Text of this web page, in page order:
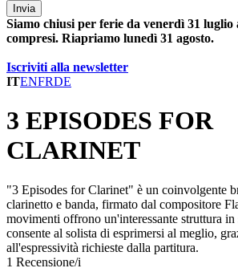
Invia
Siamo chiusi per ferie da venerdì 31 luglio
compresi. Riapriamo lunedì 31 agosto.
Iscriviti alla newsletter
ITENFRDE
3 EPISODES FOR
CLARINET
"3 Episodes for Clarinet" è un coinvolgente
clarinetto e banda, firmato dal compositore
movimenti offrono un'interessante struttura in
consente al solista di esprimersi al meglio,
all'espressività richieste dalla partitura.
1 Recensione/i